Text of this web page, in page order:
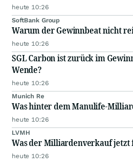
heute 10:26
SoftBank Group
Warum der Gewinnbeat nicht
heute 10:26
SGL Carbon ist zurück im
Wende?
heute 10:26
Munich Re
Was hinter dem Manulife-
heute 10:26
LVMH
Was der Milliardenverkauf
heute 10:26